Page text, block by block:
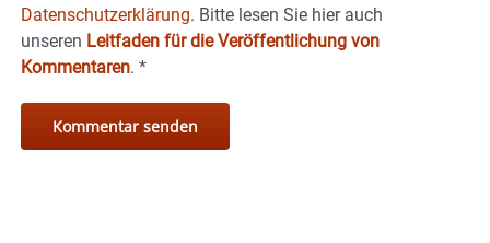
Datenschutzerklärung. Bitte lesen Sie hier auch
unseren Leitfaden für die Veröffentlichung von
Kommentaren. *